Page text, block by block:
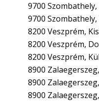
9700
9700
8200 Veszprém,
8200 Veszprém,
8200 Veszprém,
8900
8900
8900